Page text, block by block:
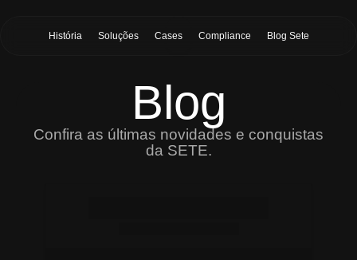
História Soluções Cases Compliance Blog Sete
Blog
Confira as últimas novidades e conquistas
da SETE.